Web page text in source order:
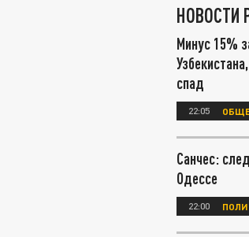
НОВОСТИ
Минус 15%
спад
22:05
Санчес:
Одессе
22:00